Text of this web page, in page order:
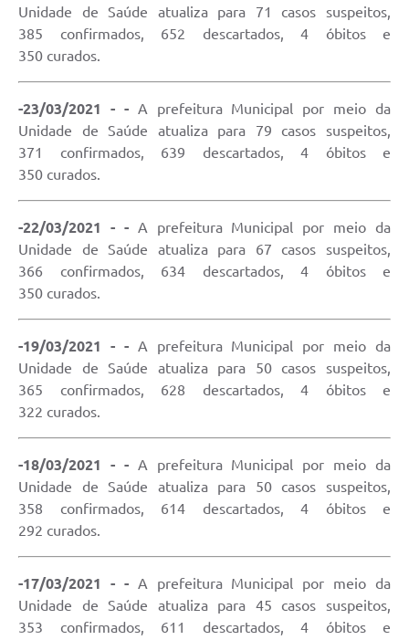
Unidade de Saúde atualiza para 71 casos suspeitos,
385 confirmados, 652 descartados, 4 óbitos e
350 curados.
-23/03/2021 - - A prefeitura Municipal por meio da
Unidade de Saúde atualiza para 79 casos suspeitos,
371 confirmados, 639 descartados, 4 óbitos e
350 curados.
-22/03/2021 - - A prefeitura Municipal por meio da
Unidade de Saúde atualiza para 67 casos suspeitos,
366 confirmados, 634 descartados, 4 óbitos e
350 curados.
-19/03/2021 - - A prefeitura Municipal por meio da
Unidade de Saúde atualiza para 50 casos suspeitos,
365 confirmados, 628 descartados, 4 óbitos e
322 curados.
-18/03/2021 - - A prefeitura Municipal por meio da
Unidade de Saúde atualiza para 50 casos suspeitos,
358 confirmados, 614 descartados, 4 óbitos e
292 curados.
-17/03/2021 - - A prefeitura Municipal por meio da
Unidade de Saúde atualiza para 45 casos suspeitos,
353 confirmados, 611 descartados, 4 óbitos e